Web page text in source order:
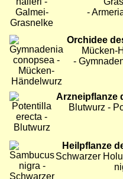
-
Bild
Orchidee
Mücken-
-
Bild
Arzneipflanze
Blutwurz -
Bild
Heilpflanze
Schwarzer